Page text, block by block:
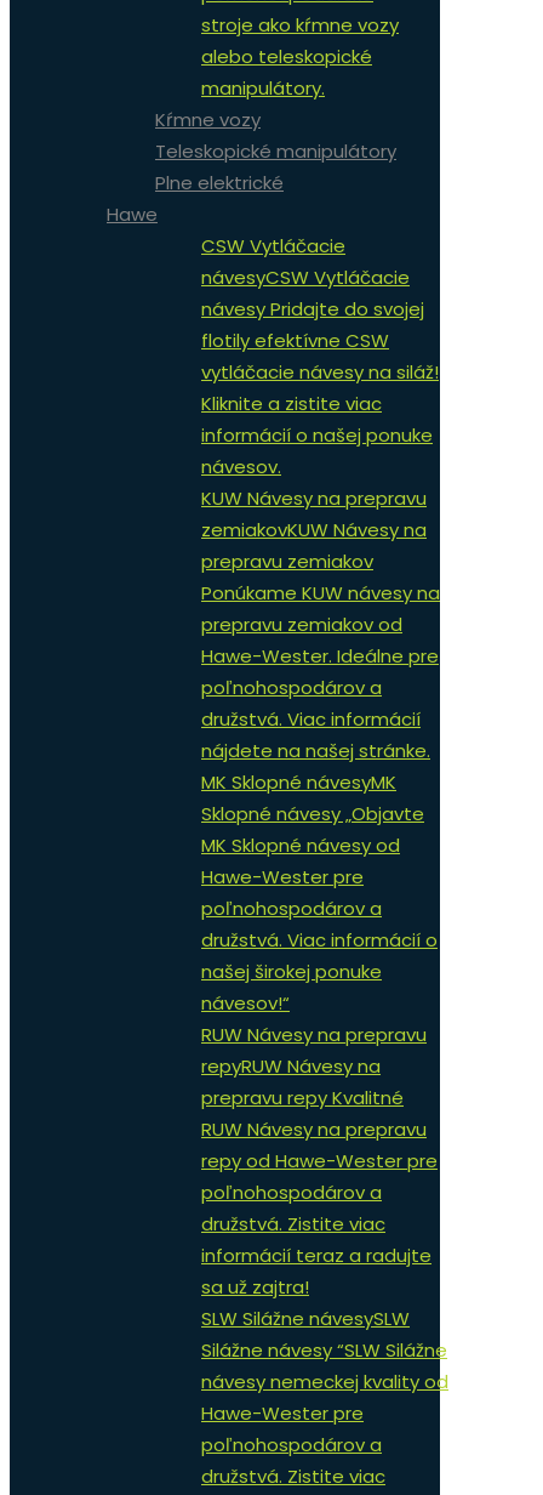
stroje ako kŕmne vozy
alebo teleskopické
manipulátory.
Kŕmne vozy
Teleskopické manipulátory
Plne elektrické
Hawe
CSW Vytláčacie
návesyCSW Vytláčacie
návesy Pridajte do svojej
flotily efektívne CSW
vytláčacie návesy na siláž!
Kliknite a zistite viac
informácií o našej ponuke
návesov.
KUW Návesy na prepravu
zemiakovKUW Návesy na
prepravu zemiakov
Ponúkame KUW návesy na
prepravu zemiakov od
Hawe-Wester. Ideálne pre
poľnohospodárov a
družstvá. Viac informácií
nájdete na našej stránke.
MK Sklopné návesyMK
Sklopné návesy „Objavte
MK Sklopné návesy od
Hawe-Wester pre
poľnohospodárov a
družstvá. Viac informácií o
našej širokej ponuke
návesov!“
RUW Návesy na prepravu
repyRUW Návesy na
prepravu repy Kvalitné
RUW Návesy na prepravu
repy od Hawe-Wester pre
poľnohospodárov a
družstvá. Zistite viac
informácií teraz a radujte
sa už zajtra!
SLW Silážne návesySLW
Silážne návesy “SLW Silážne
návesy nemeckej kvality od
Hawe-Wester pre
poľnohospodárov a
družstvá. Zistite viac